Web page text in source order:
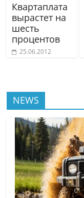
Квартаплата
вырастет на
шесть
процентов
25.06.2012
NEWS